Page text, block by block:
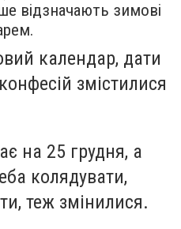
відзначають зимові
календар, дати
змістилися
на 25 грудня, а
колядувати,
теж змінилися.